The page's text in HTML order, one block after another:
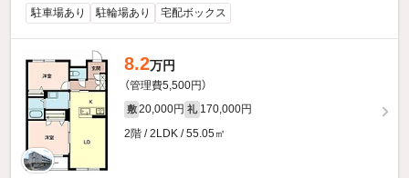
駐車場あり 駐輪場あり 宅配ボックス
8.2万円
（管理費5,500円）
敷 20,000円 礼 170,000円
2階 / 2LDK / 55.05㎡